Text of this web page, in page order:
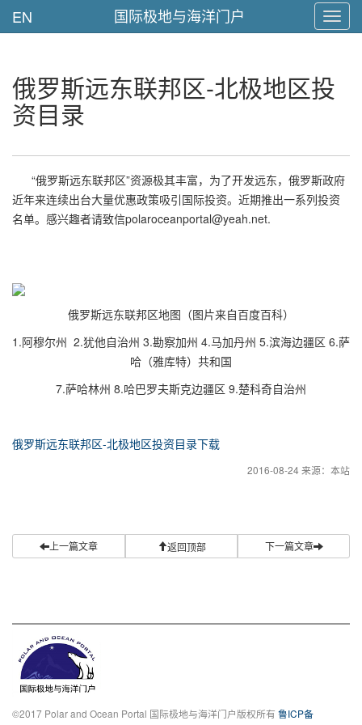
EN 国际极地与海洋门户
俄罗斯远东联邦区-北极地区投
资目录
“俄罗斯远东联邦区”资源极其丰富，为了开发远东，俄罗斯政府
近年来连续出台大量优惠政策吸引国际投资。近期推出一系列投资
名单。感兴趣者请致信polaroceanportal@yeah.net.
俄罗斯远东联邦区地图（图片来自百度百科）
1.阿穆尔州 2.犹他自治州 3.勘察加州 4.马加丹州 5.滨海边疆区 6.萨
哈（雅库特）共和国
7.萨哈林州 8.哈巴罗夫斯克边疆区 9.楚科奇自治州
俄罗斯远东联邦区-北极地区投资目录下载
2016-08-24 来源：本站
上一篇文章 返回顶部 下一篇文章
©2017 Polar and Ocean Portal 国际极地与海洋门户版权所有 鲁ICP备